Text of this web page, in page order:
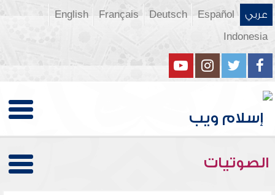
عربي Español
Deutsch
Français
English
Indonesia
الصوتيات